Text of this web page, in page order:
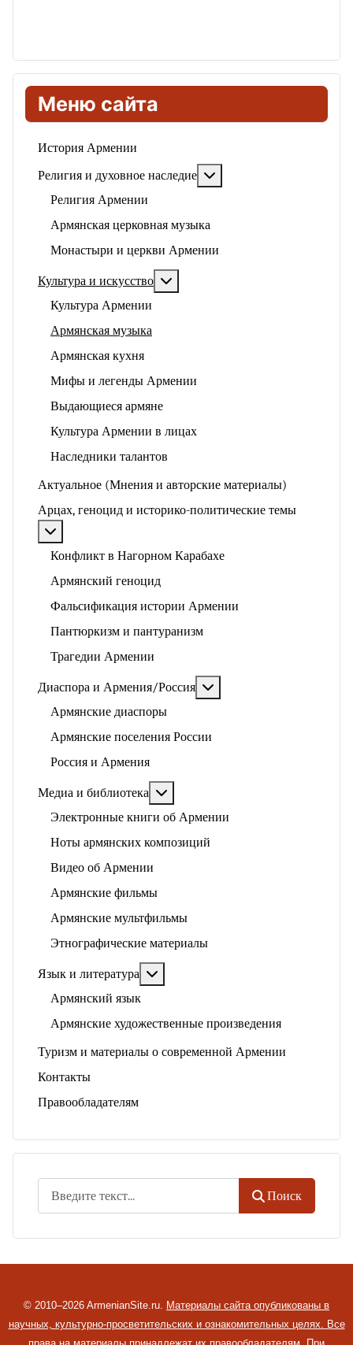
Меню сайта
История Армении
Религия и духовное наследие
Религия Армении
Армянская церковная музыка
Монастыри и церкви Армении
Культура и искусство
Культура Армении
Армянская музыка
Армянская кухня
Мифы и легенды Армении
Выдающиеся армяне
Культура Армении в лицах
Наследники талантов
Актуальное (Мнения и авторские материалы)
Арцах, геноцид и историко-политические темы
Конфликт в Нагорном Карабахе
Армянский геноцид
Фальсификация истории Армении
Пантюркизм и пантуранизм
Трагедии Армении
Диаспора и Армения/Россия
Армянские диаспоры
Армянские поселения России
Россия и Армения
Медиа и библиотека
Электронные книги об Армении
Ноты армянских композиций
Видео об Армении
Армянские фильмы
Армянские мультфильмы
Этнографические материалы
Язык и литература
Армянский язык
Армянские художественные произведения
Туризм и материалы о современной Армении
Контакты
Правообладателям
Поиск
© 2010–2026 ArmenianSite.ru. Материалы сайта опубликованы в
научных, культурно-просветительских и ознакомительных целях. Все